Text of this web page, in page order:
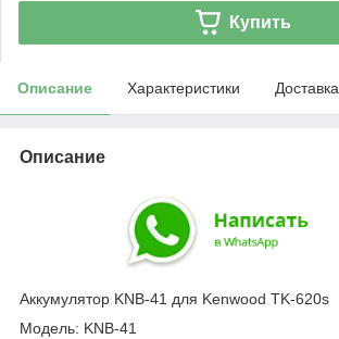
Купить
Описание Характеристики Доставка
Описание
Аккумулятор KNB-41 для Kenwood TK-620s
Модель: KNB-41